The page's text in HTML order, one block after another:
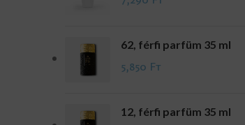
62, férfi parfüm 35 ml
5,850 Ft
12, férfi parfüm 35 ml